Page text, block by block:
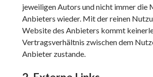
jeweiligen Autors und nicht immer die
Anbieters wieder. Mit der reinen
Website des Anbieters kommt
Vertragsverhältnis zwischen dem
Anbieter zustande.